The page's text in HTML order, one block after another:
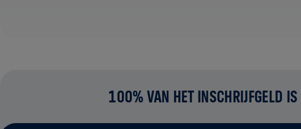
100% VAN HET INSCHRIJFGELD IS